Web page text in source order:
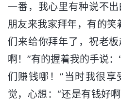
一番，我心里有种说不
朋友来我家拜年，有的笑
们来给你拜年了，祝老
啊！”有的握着我的手说
们赚钱哪！”当时我很
觉，心想：“还是有钱好